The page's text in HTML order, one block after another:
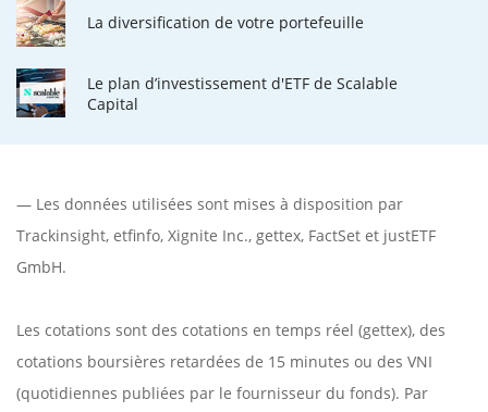
La diversification de votre portefeuille
Le plan d’investissement d'ETF de Scalable
Capital
— Les données utilisées sont mises à disposition par
Trackinsight, etfinfo, Xignite Inc., gettex, FactSet et justETF
GmbH.
Les cotations sont des cotations en temps réel (gettex), des
cotations boursières retardées de 15 minutes ou des VNI
(quotidiennes publiées par le fournisseur du fonds). Par